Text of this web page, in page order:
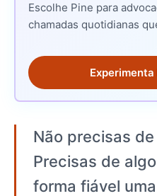
Escolhe Pine para
chamadas quotidianas
Experimenta
Não precisas
Precisas de
forma fiável